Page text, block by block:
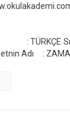
Adı :